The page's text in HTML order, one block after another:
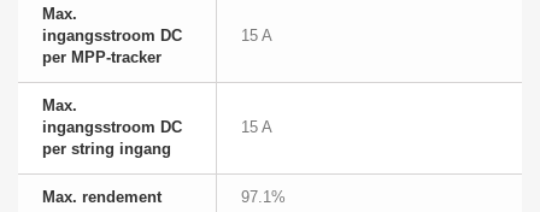
Max.
ingangsstroom DC
per MPP-tracker
15 A
Max.
ingangsstroom DC
per string ingang
15 A
Max. rendement 97.1%